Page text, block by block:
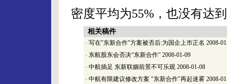
密度平均为55%，也没有达
相关稿件
· 写在"东新合作"方案被否后:为国企上市正名 2008-
· 东航股东会否决“东新合作” 2008-01-09
· 中航插足 东新联姻前景不可乐观 2008-01-08
· 中航有限建议修改方案 "东新合作"再起迷雾 2008-